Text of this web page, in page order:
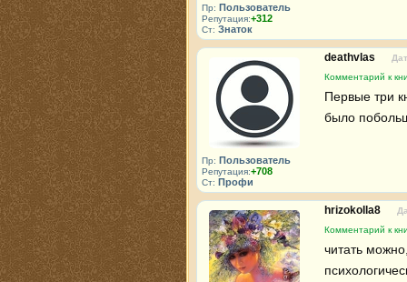
Пр: Пользователь
Репутация:+312
Ст: Знаток
Пр: Пользователь
Репутация:+708
Ст: Профи
deathvlas
Комментарий к
Первые три
было
hrizokolla8
Комментарий к
читать